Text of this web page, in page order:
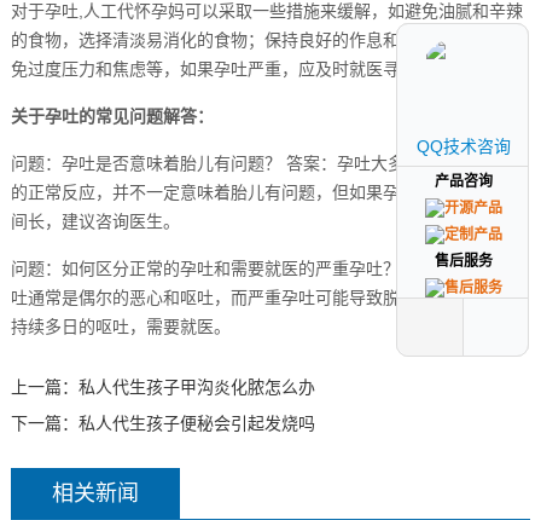
对于孕吐,人工代怀孕妈可以采取一些措施来缓解，如避免油腻和辛辣
的食物，选择清淡易消化的食物；保持良好的作息和充足的睡眠；避
免过度压力和焦虑等，如果孕吐严重，应及时就医寻求医生的帮助。
关于孕吐的常见问题解答：
问题：孕吐是否意味着胎儿有问题？ 答案：孕吐大多数情况下是妊娠
的正常反应，并不一定意味着胎儿有问题，但如果孕吐严重且持续时
间长，建议咨询医生。
问题：如何区分正常的孕吐和需要就医的严重孕吐？ 答案：正常的孕
吐通常是偶尔的恶心和呕吐，而严重孕吐可能导致脱水、无法进食或
持续多日的呕吐，需要就医。
上一篇： 私人代生孩子甲沟炎化脓怎么办
下一篇： 私人代生孩子便秘会引起发烧吗
相关新闻
QQ技术咨询
产品咨询
售后服务
QQ技术咨询
产品咨询
售后服务